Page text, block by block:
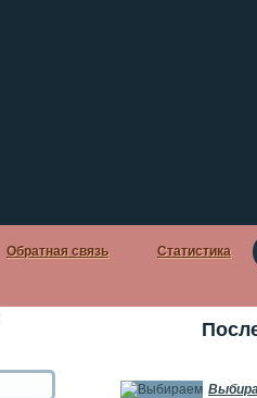
Статистика
Обратная связь